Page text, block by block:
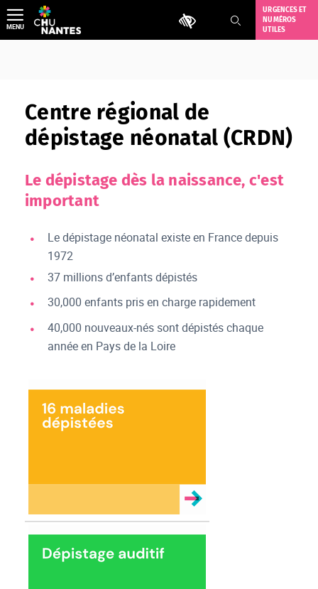
Aller
au
contenu
Outils d'accessibilité
URGENCES ET
NUMÉROS
UTILES
MENU
Centre régional de
dépistage néonatal (CRDN)
Le dépistage dès la naissance, c'est
important
Le dépistage néonatal existe en France depuis
1972
37 millions d’enfants dépistés
30,000 enfants pris en charge rapidement
40,000 nouveaux-nés sont dépistés chaque
année en Pays de la Loire